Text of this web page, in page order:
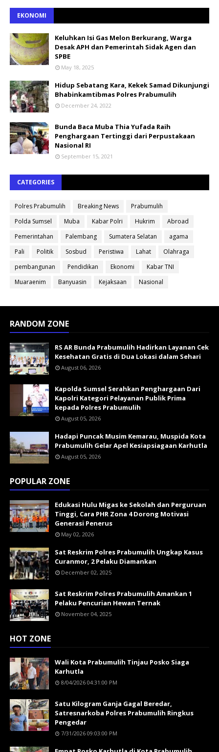
EKONOMI
Keluhkan Isi Gas Melon Berkurang, Warga
Desak APH dan Pemerintah Sidak Agen dan
SPBE
May 18, 2025
Hidup Sebatang Kara, Kekek Samad Dikunjungi
Bhabinkamtibmas Polres Prabumulih
December 24, 2022
Bunda Baca Muba Thia Yufada Raih
Penghargaan Tertinggi dari Perpustakaan
Nasional RI
September 15, 2021
CATEGORIES
Polres Prabumulih Breaking News
Prabumulih
Polda Sumsel
Muba Kabar Polri Hukrim
Abroad
Pemerintahan
Palembang Sumatera Selatan
agama
Pali
Politik Sosbud Peristiwa Lahat
Olahraga
pembangunan
Pendidikan Ekonomi
Kabar TNI
Muaraenim
Banyuasin Kejaksaan Nasional
RANDOM ZONE
RS AR Bunda Prabumulih Hadirkan Layanan Cek
Kesehatan Gratis di Dua Lokasi dalam Sehari
August 06, 2026
Kapolda Sumsel Serahkan Penghargaan Dari
Kapolri Kategori Pelayanan Publik Prima
kepada Polres Prabumulih
August 05, 2026
Hadapi Puncak Musim Kemarau, Muspida Kota
Prabumulih Gelar Apel Kesiapsiagaan Karhutla
August 05, 2026
POPULAR ZONE
Edukasi Hulu Migas ke Sekolah dan Perguruan
Tinggi, Cara PHR Zona 4 Dorong Motivasi
Generasi Penerus
May 02, 2026
Sat Reskrim Polres Prabumulih Ungkap Kasus
Curanmor, 2 Pelaku Diamankan
December 02, 2025
Sat Reskrim Polres Prabumulih Amankan 1
Pelaku Pencurian Hewan Ternak
November 04, 2025
HOT ZONE
Wali Kota Prabumulih Tinjau Posko Siaga
Karhutla
8/04/2026 04:31:00 PM
Satu Kilogram Ganja Gagal Beredar,
Satresnarkoba Polres Prabumulih Ringkus
Pengedar
7/31/2026 09:03:00 PM